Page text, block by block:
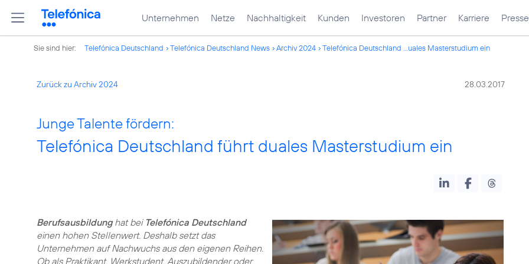
Unternehmen Netze Nachhaltigkeit Kunden Investoren Partner Karriere Presse
Sie sind hier: Telefónica Deutschland Telefónica Deutschland News Archiv 2024 Telefónica Deutschland ...uales Masterstudium ein
Zurück zu Archiv 2024 28.03.2017
Junge Talente fördern:
Telefónica Deutschland führt duales Masterstudium ein
Berufsausbildunghat bei Telefónica Deutschland
einen hohen Stellenwert. Deshalb setzt das
Unternehmen auf Nachwuchs aus den eigenen Reihen.
Ob als Praktikant, Werkstudent, Auszubildender oder